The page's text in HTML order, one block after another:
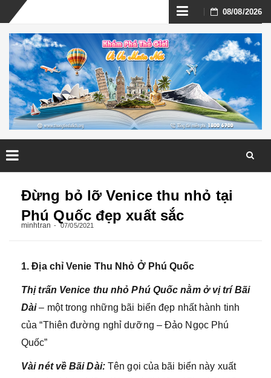
Skip
to
content
08/08/2026
Đừng bỏ lỡ Venice thu nhỏ tại
Phú Quốc đẹp xuất sắc
minhtran 07/05/2021
1. Địa chỉ Venie Thu Nhỏ Ở Phú Quốc
Thị trấn Venice thu nhỏ Phú Quốc nằm ở vị trí Bãi
Dài– một trong những bãi biển đẹp nhất hành tinh
của “Thiên đường nghỉ dưỡng – Đảo Ngọc Phú
Quốc”
Vài nét về Bãi Dài:Tên gọi của bãi biển này xuất